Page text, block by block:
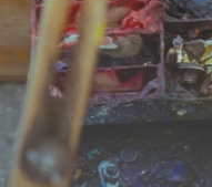
16 février 2026